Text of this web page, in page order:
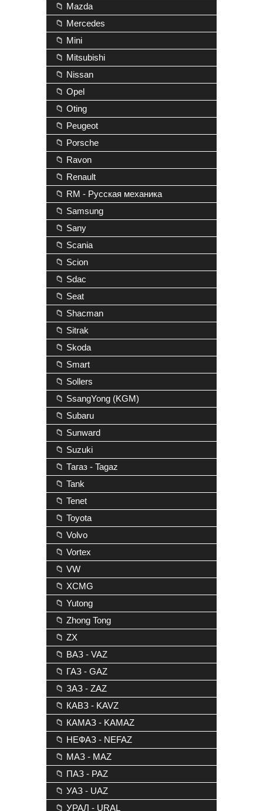
📁 Mazda
📁 Mercedes
📁 Mini
📁 Mitsubishi
📁 Nissan
📁 Opel
📁 Oting
📁 Peugeot
📁 Porsche
📁 Ravon
📁 Renault
📁 RM - Русская механика
📁 Samsung
📁 Sany
📁 Scania
📁 Scion
📁 Sdac
📁 Seat
📁 Shacman
📁 Sitrak
📁 Skoda
📁 Smart
📁 Sollers
📁 SsangYong (KGM)
📁 Subaru
📁 Sunward
📁 Suzuki
📁 Тагаз - Tagaz
📁 Tank
📁 Tenet
📁 Toyota
📁 Volvo
📁 Vortex
📁 VW
📁 XCMG
📁 Yutong
📁 Zhong Tong
📁 ZX
📁 ВАЗ - VAZ
📁 ГАЗ - GAZ
📁 ЗАЗ - ZAZ
📁 КАВЗ - KAVZ
📁 КАМАЗ - KAMAZ
📁 НЕФАЗ - NEFAZ
📁 МАЗ - MAZ
📁 ПАЗ - PAZ
📁 УАЗ - UAZ
📁 УРАЛ - URAL